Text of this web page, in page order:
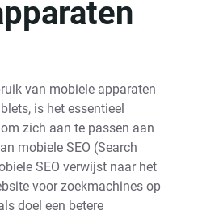
van mobiele apparaten
is het essentieel
zich aan te passen aan
mobiele SEO (Search
SEO verwijst naar het
voor zoekmachines op
doel een betere